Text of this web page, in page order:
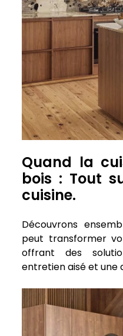
Quand la
bois : Tout
cuisine.
Découvrons
peut transformer
offrant des
entretien aisé et une